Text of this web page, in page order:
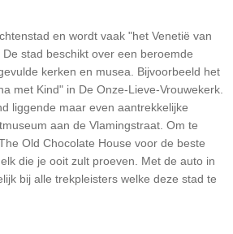
en wordt vaak "het Venetië van
stad beschikt over een beroemde
kerken en musea. Bijvoorbeeld het
met Kind" in De Onze-Lieve-Vrouwekerk.
liggende maar even aantrekkelijke
aan de Vlamingstraat. Om te
Old Chocolate House voor de beste
die je ooit zult proeven. Met de auto in
bij alle trekpleisters welke deze stad te